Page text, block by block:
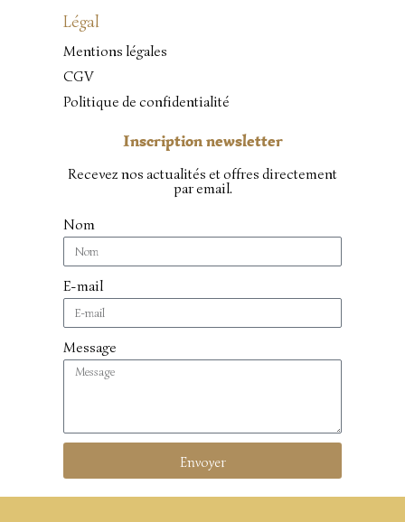
Légal
Mentions légales
CGV
Politique de confidentialité
Inscription newsletter
Recevez nos actualités et offres directement
par email.
Nom
E-mail
Message
Envoyer